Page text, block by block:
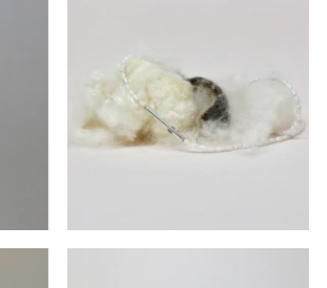
$188.340